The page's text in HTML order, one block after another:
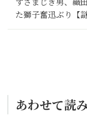
た獅子奮迅ぶり【
歴史解説編】
あわせて読